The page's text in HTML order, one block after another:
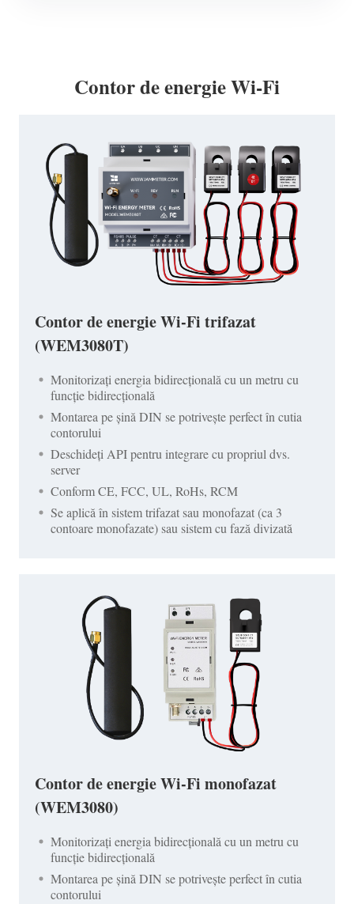
Contor de energie Wi-Fi
Contor de energie Wi-Fi trifazat
(WEM3080T)
Monitorizați energia bidirecțională cu un metru cu
funcție bidirecțională
Montarea pe șină DIN se potrivește perfect în cutia
contorului
Deschideți API pentru integrare cu propriul dvs.
server
Conform CE, FCC, UL, RoHs, RCM
Se aplică în sistem trifazat sau monofazat (ca 3
contoare monofazate) sau sistem cu fază divizată
Contor de energie Wi-Fi monofazat
(WEM3080)
Monitorizați energia bidirecțională cu un metru cu
funcție bidirecțională
Montarea pe șină DIN se potrivește perfect în cutia
contorului